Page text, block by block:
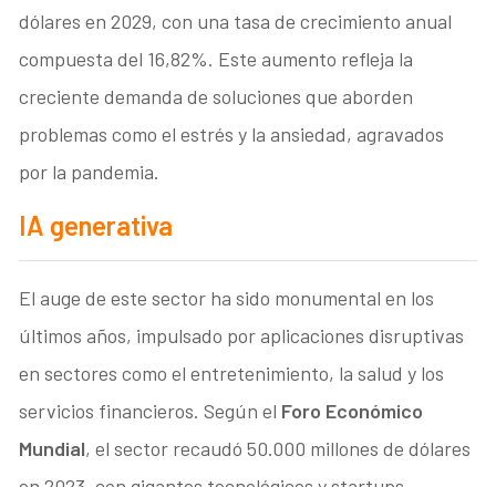
dólares en 2029, con una tasa de crecimiento anual
compuesta del 16,82%. Este aumento refleja la
creciente demanda de soluciones que aborden
problemas como el estrés y la ansiedad, agravados
por la pandemia.
IA generativa
El auge de este sector ha sido monumental en los
últimos años, impulsado por aplicaciones disruptivas
en sectores como el entretenimiento, la salud y los
servicios financieros. Según el Foro Económico
Mundial, el sector recaudó 50.000 millones de dólares